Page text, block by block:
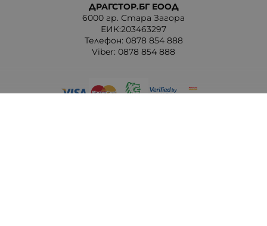
ДРАГСТОР.БГ ЕООД
6000 гр. Стара Загора
ЕИК:203463297
Телефон: 0878 854 888
Viber: 0878 854 888